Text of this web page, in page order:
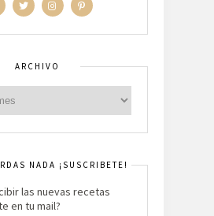
ARCHIVO
NADA ¡SUSCRIBETE!
las nuevas recetas
en tu mail?